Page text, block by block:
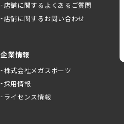
店舗に関するよくあるご質問
店舗に関するお問い合わせ
企業情報
株式会社メガスポーツ
採用情報
ライセンス情報